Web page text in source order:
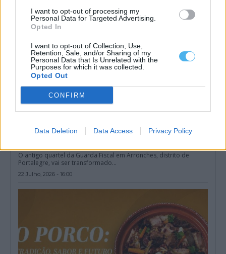
I want to opt-out of processing my
Personal Data for Targeted Advertising.
Opted In
I want to opt-out of Collection, Use,
Retention, Sale, and/or Sharing of my
Personal Data that Is Unrelated with the
Purposes for which it was collected.
Opted Out
CONFIRM
Data Deletion Data Access Privacy Policy
O antigo quartel da Guarda Fiscal em Arronches, distrito de
Portalegre, vai ser transformado...
22 Julho, 2026 - 16:00